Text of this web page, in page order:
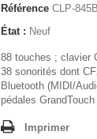
Référence CLP-845B
État : Neuf
88 touches ; clavier
38 sonorités dont
Bluetooth (MIDI/
pédales GrandTouch
Imprimer